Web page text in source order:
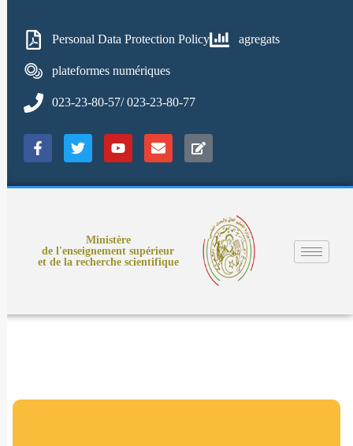
Personal Data Protection Policy agregats
plateformes numériques
023-23-80-57/ 023-23-80-77
Ministère
de l'enseignement supérieur
et de la recherche scientifique